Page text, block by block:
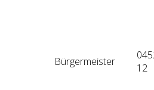
Bürgermeister
12